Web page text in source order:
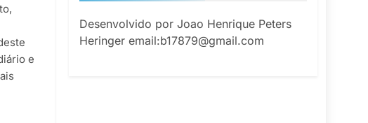
e
Desenvolvido por Joao Henrique Peters
Heringer email:b17879@gmail.com